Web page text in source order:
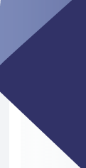
Certificate